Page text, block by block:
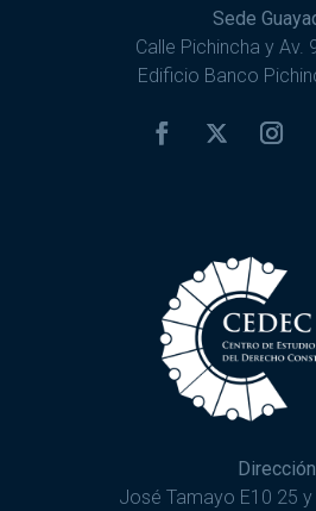
Sede
Calle Pichincha y Av.
Edificio Banco
José Tamayo E10 25